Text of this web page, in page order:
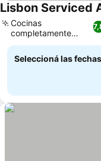
Lisbon Serviced
Cocinas
completamente
equipadas
Seleccioná las